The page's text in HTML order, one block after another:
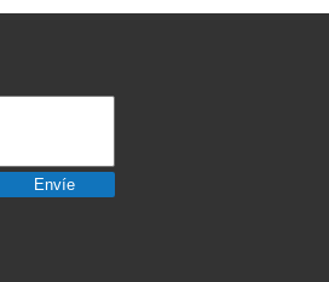
Envíe